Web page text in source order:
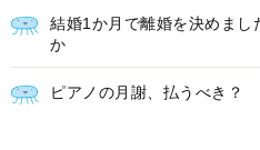
結婚1か月で離婚を決めまし
か
ピアノの月謝、払うべき？